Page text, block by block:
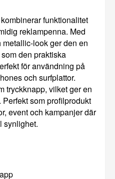
funktionalitet
reklampenna. Med
look ger den en
den praktiska
för användning på
och surfplattor.
tryckknapp, vilket ger en
som profilprodukt
event och kampanjer där
synlighet.